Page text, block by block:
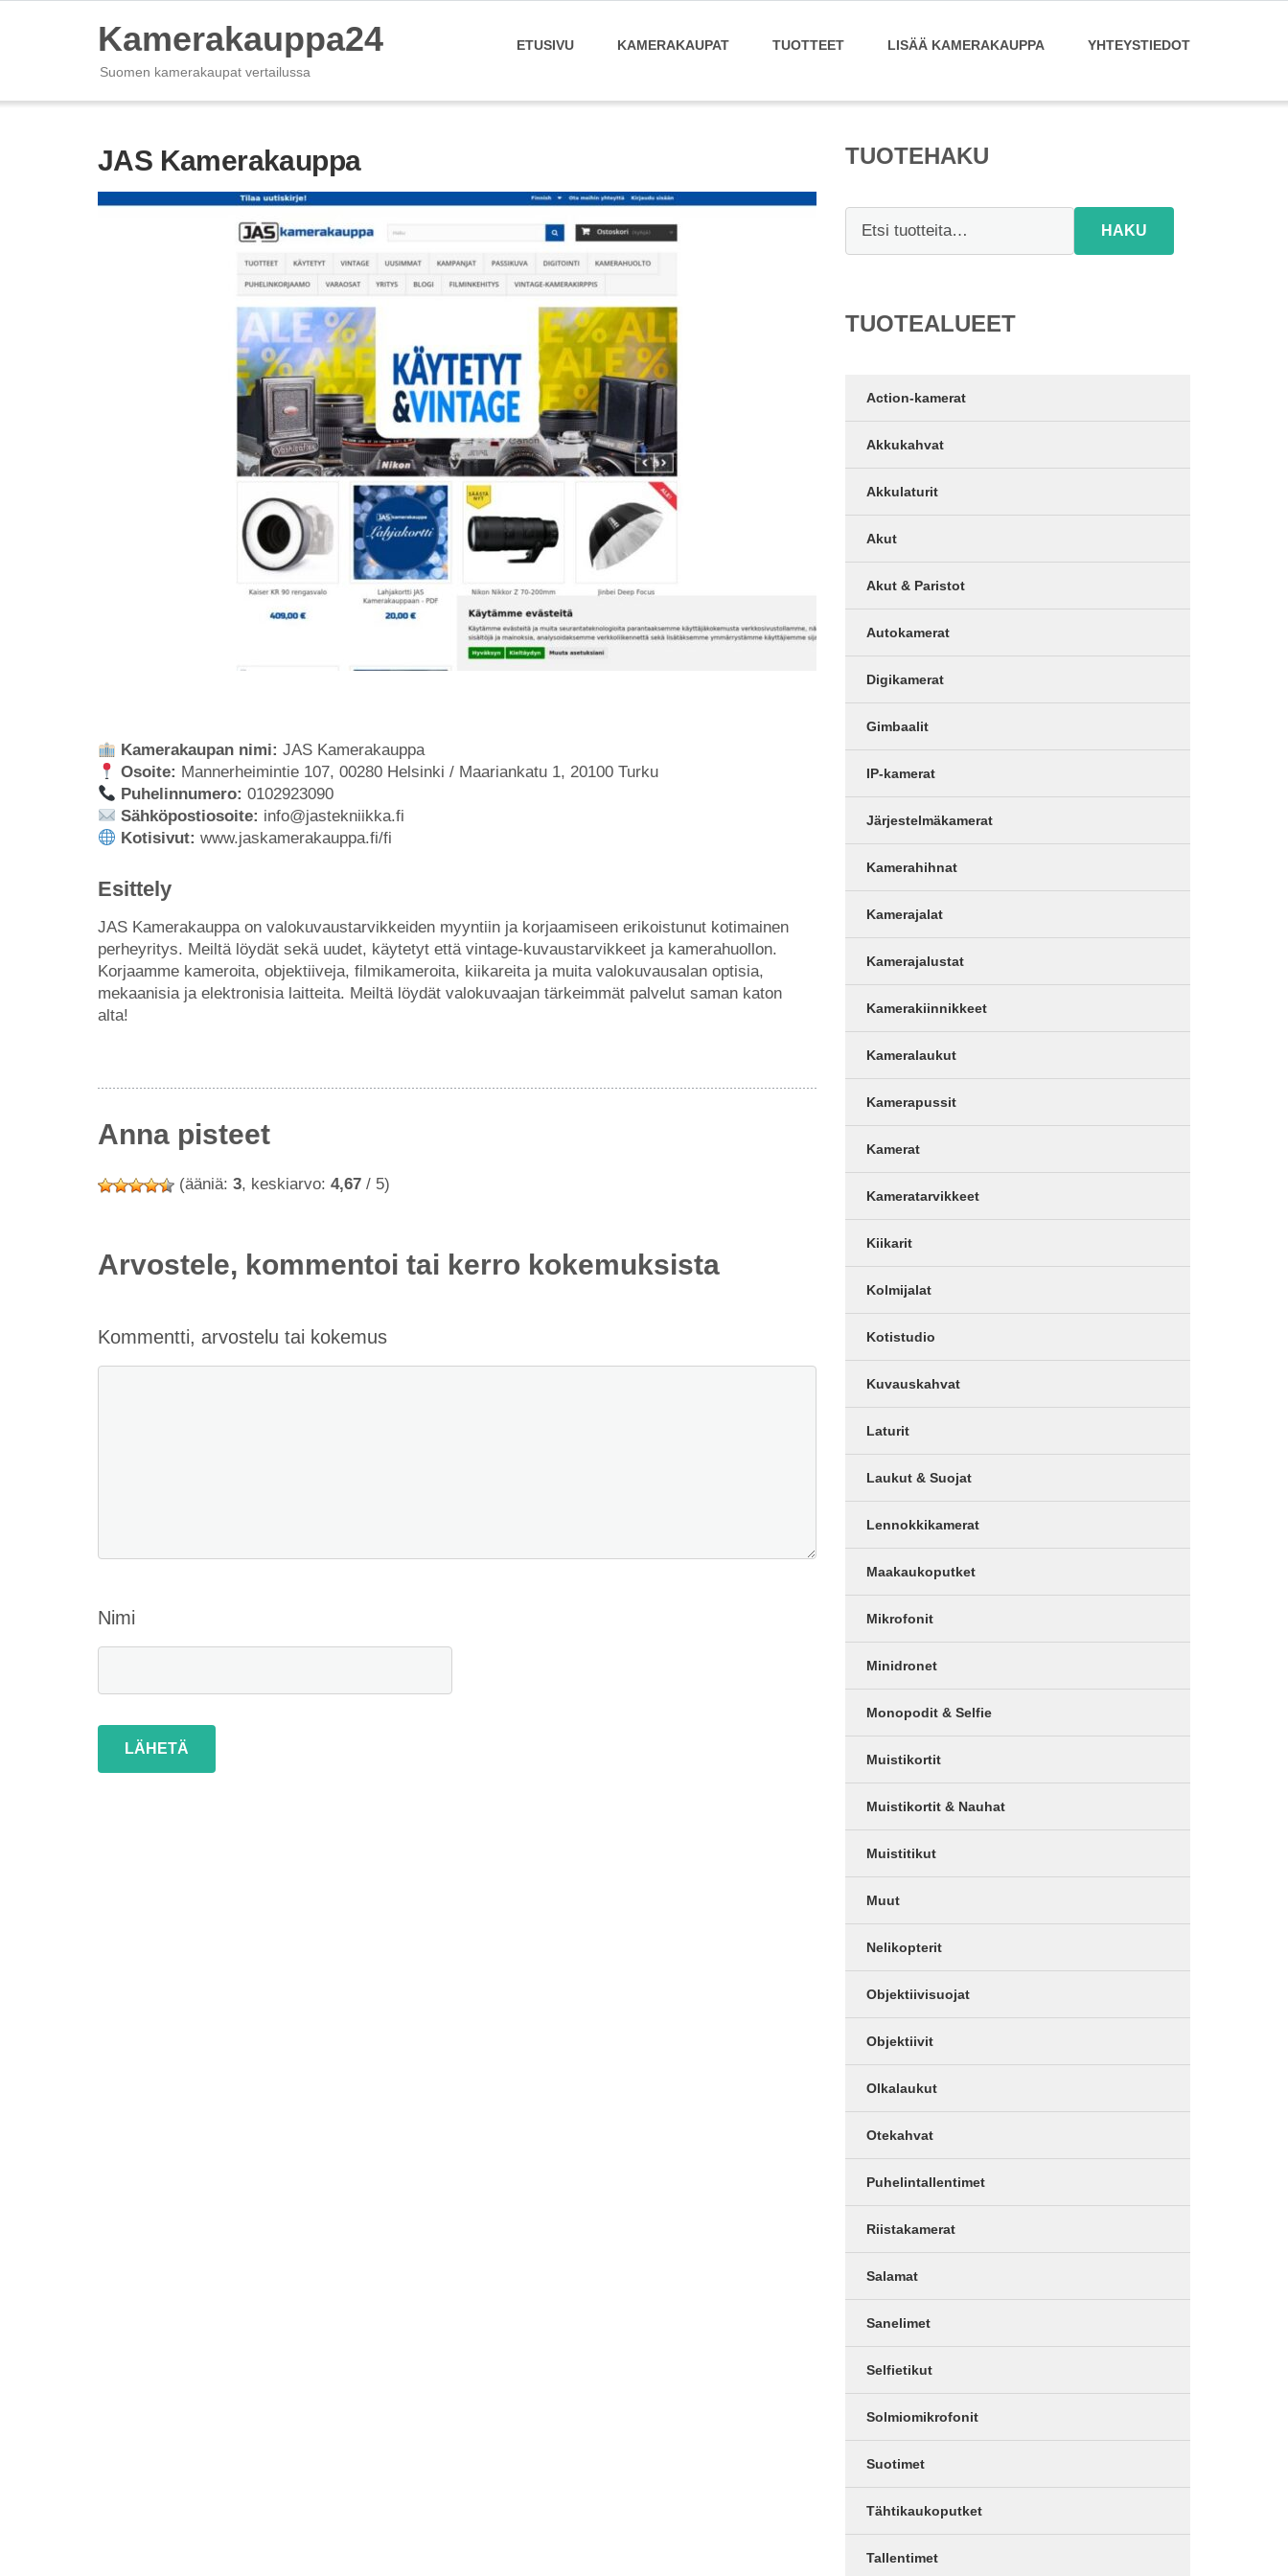
Kamerakauppa24
Suomen kamerakaupat vertailussa
ETUSIVU KAMERAKAUPAT TUOTTEET LISÄÄ KAMERAKAUPPA YHTEYSTIEDOT
JAS Kamerakauppa
Kamerakaupan nimi: JAS Kamerakauppa
Osoite: Mannerheimintie 107, 00280 Helsinki / Maariankatu 1, 20100 Turku
Puhelinnumero: 0102923090
Sähköpostiosoite: info@jastekniikka.fi
Kotisivut: www.jaskamerakauppa.fi/fi
Esittely
JAS Kamerakauppa on valokuvaustarvikkeiden myyntiin ja korjaamiseen erikoistunut kotimainen
perheyritys. Meiltä löydät sekä uudet, käytetyt että vintage-kuvaustarvikkeet ja kamerahuollon.
Korjaamme kameroita, objektiiveja, filmikameroita, kiikareita ja muita valokuvausalan optisia,
mekaanisia ja elektronisia laitteita. Meiltä löydät valokuvaajan tärkeimmät palvelut saman katon
alta!
Anna pisteet
(ääniä: 3, keskiarvo: 4,67 / 5)
Arvostele, kommentoi tai kerro kokemuksista
Kommentti, arvostelu tai kokemus
Nimi
TUOTEHAKU
Etsi:
HAKU
TUOTEALUEET
Action-kamerat
Akkukahvat
Akkulaturit
Akut
Akut & Paristot
Autokamerat
Digikamerat
Gimbaalit
IP-kamerat
Järjestelmäkamerat
Kamerahihnat
Kamerajalat
Kamerajalustat
Kamerakiinnikkeet
Kameralaukut
Kamerapussit
Kamerat
Kameratarvikkeet
Kiikarit
Kolmijalat
Kotistudio
Kuvauskahvat
Laturit
Laukut & Suojat
Lennokkikamerat
Maakaukoputket
Mikrofonit
Minidronet
Monopodit & Selfie
Muistikortit
Muistikortit & Nauhat
Muistitikut
Muut
Nelikopterit
Objektiivisuojat
Objektiivit
Olkalaukut
Otekahvat
Puhelintallentimet
Riistakamerat
Salamat
Sanelimet
Selfietikut
Solmiomikrofonit
Suotimet
Tähtikaukoputket
Tallentimet